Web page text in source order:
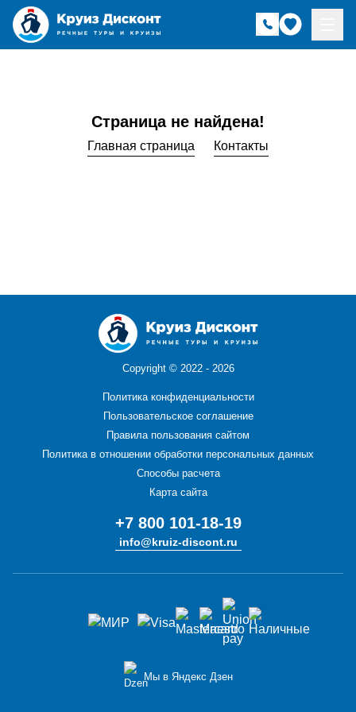
Страница не найдена!
Главная страница Контакты
Copyright © 2022 - 2026
Политика конфиденциальности
Пользовательское соглашение
Правила пользования сайтом
Политика в отношении обработки персональных данных
Способы расчета
Карта сайта
+7 800 101-18-19
info@kruiz-discont.ru
Мы в Яндекс Дзен